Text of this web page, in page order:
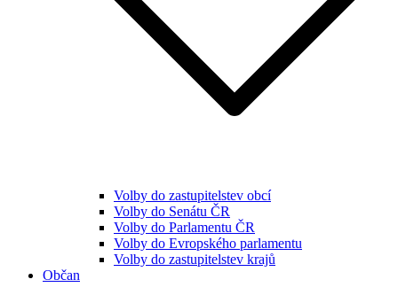
Volby do zastupitelstev obcí
Volby do Senátu ČR
Volby do Parlamentu ČR
Volby do Evropského parlamentu
Volby do zastupitelstev krajů
Občan